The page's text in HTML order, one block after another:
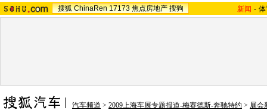
搜狐 ChinaRen 17173 焦点房地产 搜狗 新闻 -
汽车频道 > 2009上海车展专题报道-梅赛德斯-奔驰特约 > 展会